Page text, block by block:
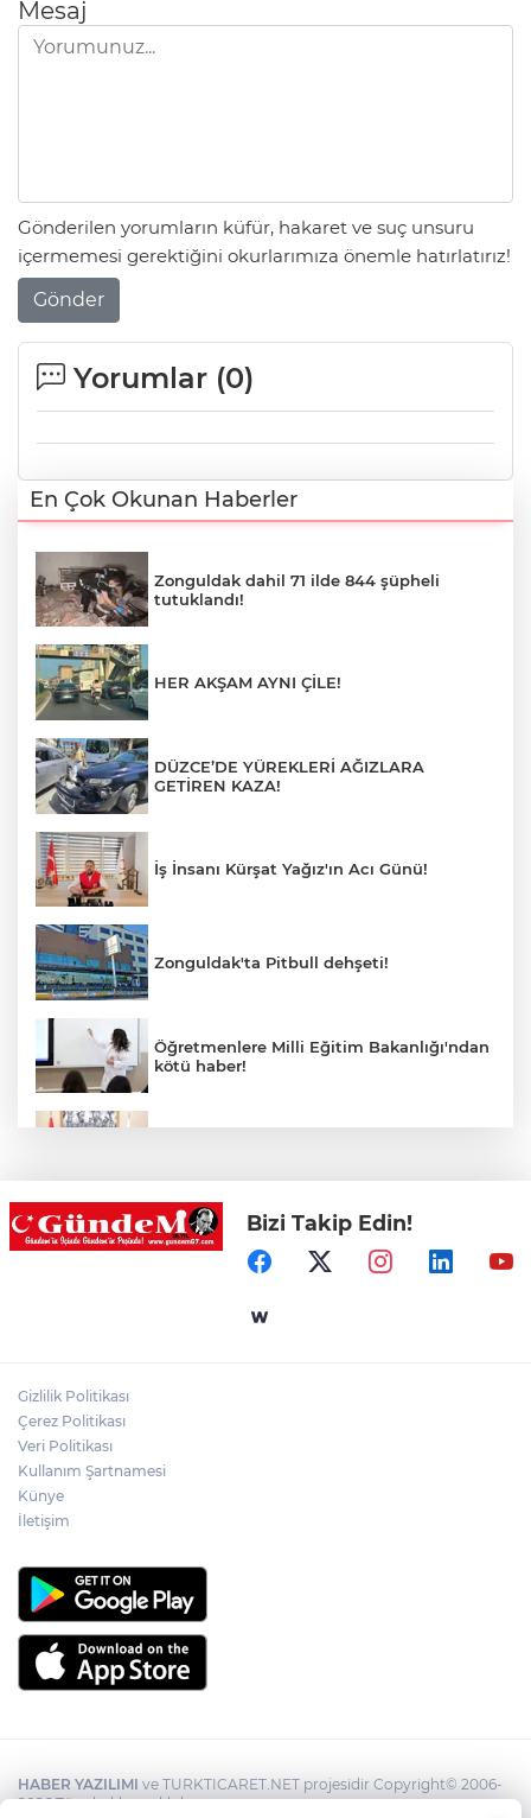
Mesaj
Gönderilen yorumların küfür, hakaret ve suç unsuru
içermemesi gerektiğini okurlarımıza önemle hatırlatırız!
Gönder
Yorumlar (0)
En Çok Okunan Haberler
Zonguldak dahil 71 ilde 844 şüpheli
tutuklandı!
HER AKŞAM AYNI ÇİLE!
DÜZCE’DE YÜREKLERİ AĞIZLARA
GETİREN KAZA!
İş İnsanı Kürşat Yağız'ın Acı Günü!
Zonguldak'ta Pitbull dehşeti!
Öğretmenlere Milli Eğitim Bakanlığı'ndan
kötü haber!
Hastane Afet Planları Uygulayıcı eğitimi
düzenlendi
Ülkü Ocakları Devrek'ten örnek sosyal
Bizi Takip Edin!
Gizlilik Politikası
Çerez Politikası
Veri Politikası
Kullanım Şartnamesi
Künye
İletişim
HABER YAZILIMI ve TURKTICARET.NET projesidir Copyright© 2006-
2026 Tüm hakları saklıdır.